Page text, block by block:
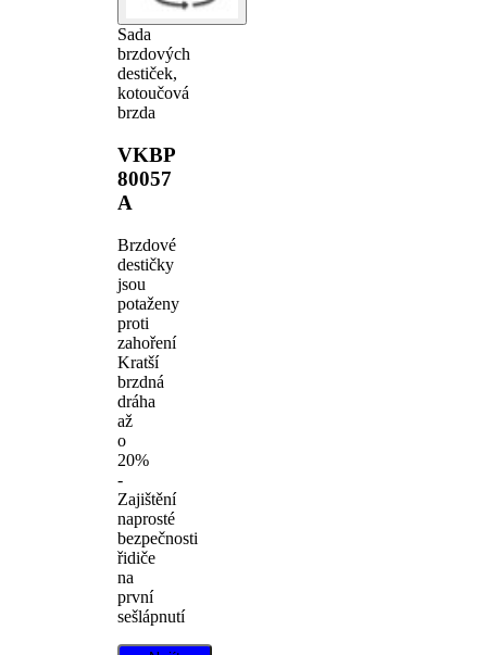
Sada
brzdových
destiček,
kotoučová
brzda
VKBP
80057
A
Brzdové
destičky
jsou
potaženy
proti
zahoření
Kratší
brzdná
dráha
až
o
20%
-
Zajištění
naprosté
bezpečnosti
řidiče
na
první
sešlápnutí